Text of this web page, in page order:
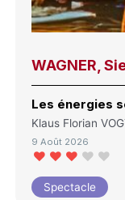
WAGNER,
Les énergies
Klaus Florian
9 Août 2026
Spectacle